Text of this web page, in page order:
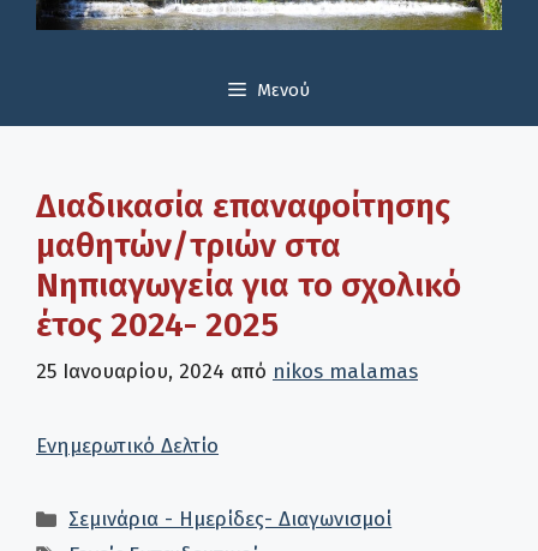
Μενού
Διαδικασία επαναφοίτησης
μαθητών/τριών στα
Νηπιαγωγεία για το σχολικό
έτος 2024- 2025
25 Ιανουαρίου, 2024 από nikos malamas
Ενημερωτικό Δελτίο
Κατηγορίες
Σεμινάρια - Ημερίδες- Διαγωνισμοί